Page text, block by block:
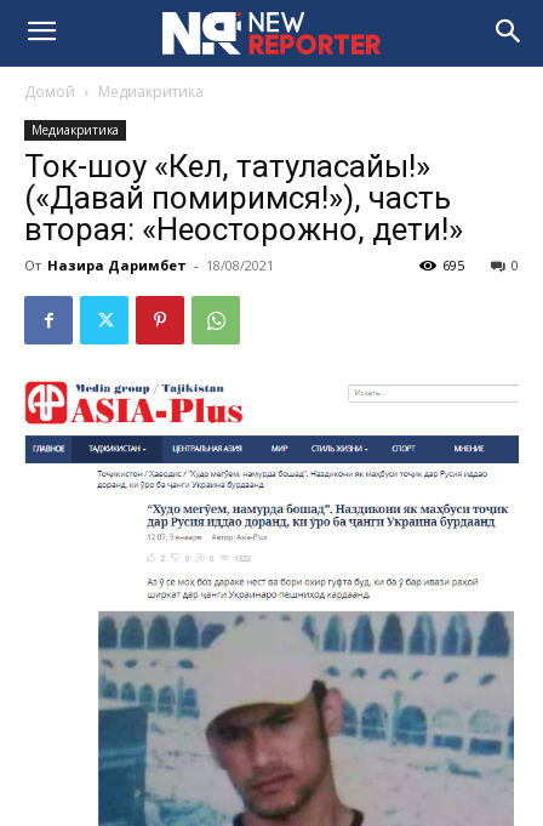
Домой Медиакритика
Медиакритика
Ток-шоу «Кел, татуласайық!»
(«Давай помиримся!»), часть
вторая: «Неосторожно, дети!»
От Назира Даримбет - 18/08/2021 0
695